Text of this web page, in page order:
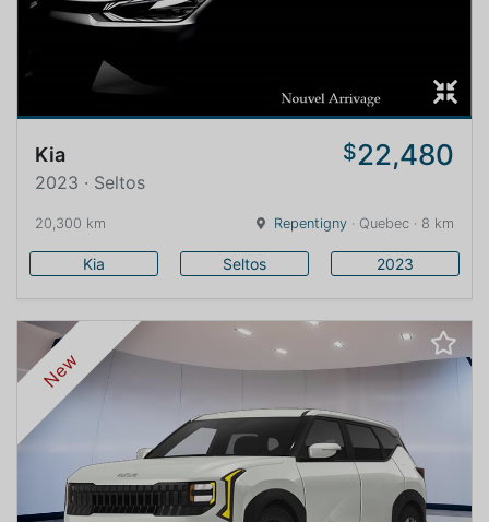
Kia $22,480
2023 · Seltos
20,300 km Repentigny · Quebec · 8 km
Kia Seltos 2023
New